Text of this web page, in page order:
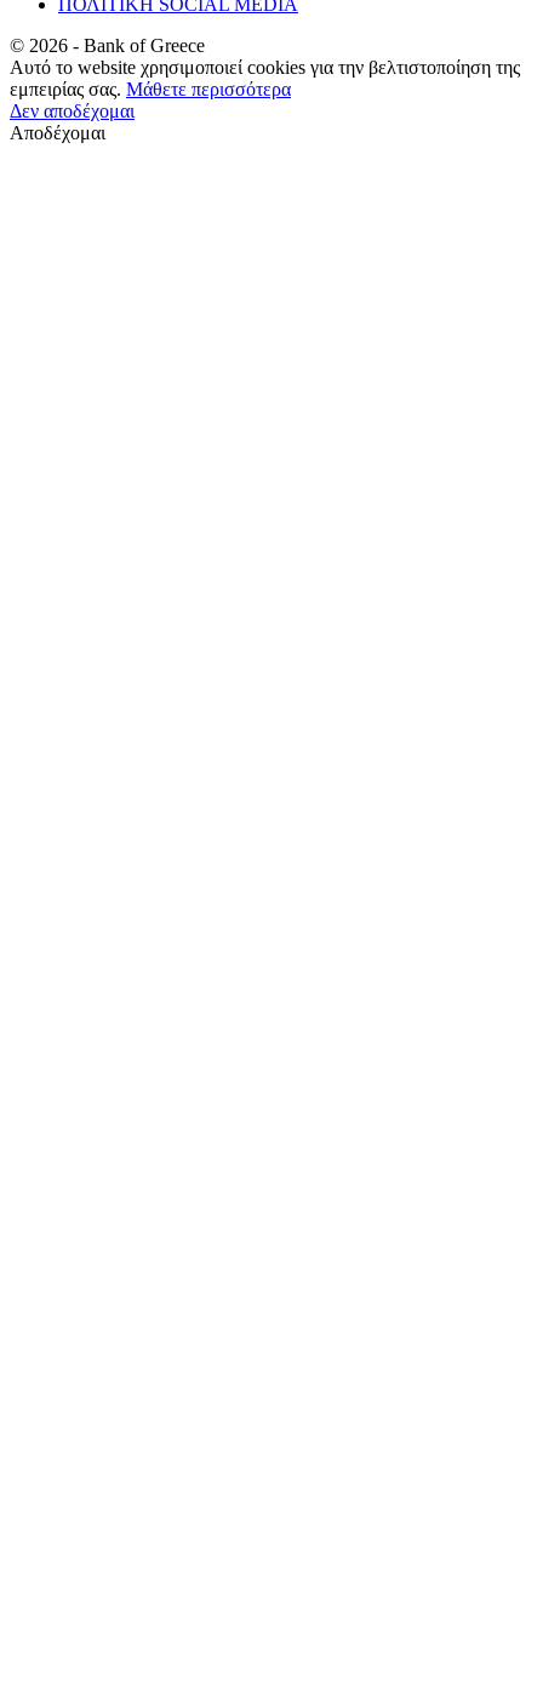
© 2026 - Bank of Greece
Αυτό το website χρησιμοποιεί cookies για την βελτιστοποίηση της
εμπειρίας σας. Μάθετε περισσότερα
Δεν αποδέχομαι
Αποδέχομαι